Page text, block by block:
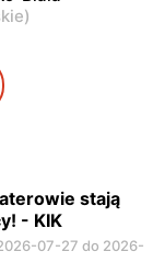
Nowy Rynek 2
)
stają
- KIK
07-27 do 2026-